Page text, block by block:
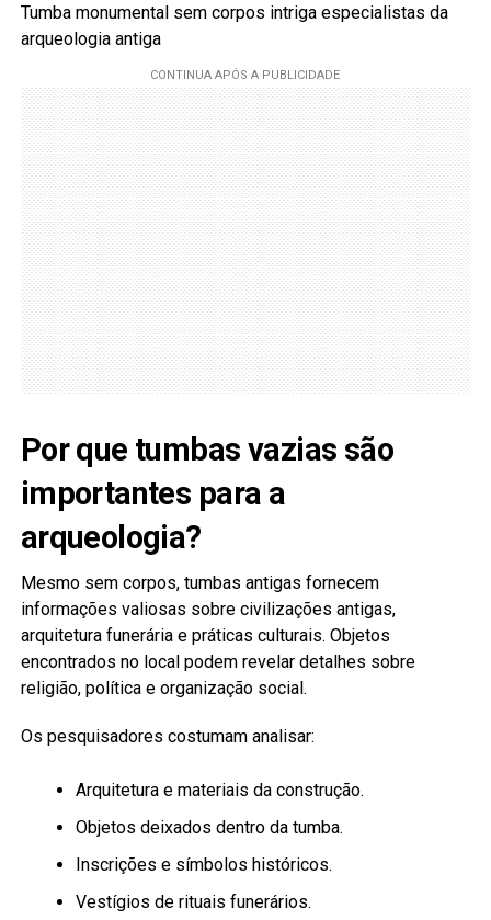
Tumba monumental sem corpos intriga especialistas da
arqueologia antiga
Por que tumbas vazias são
importantes para a
arqueologia?
Mesmo sem corpos, tumbas antigas fornecem
informações valiosas sobre civilizações antigas,
arquitetura funerária e práticas culturais. Objetos
encontrados no local podem revelar detalhes sobre
religião, política e organização social.
Os pesquisadores costumam analisar:
Arquitetura e materiais da construção.
Objetos deixados dentro da tumba.
Inscrições e símbolos históricos.
Vestígios de rituais funerários.